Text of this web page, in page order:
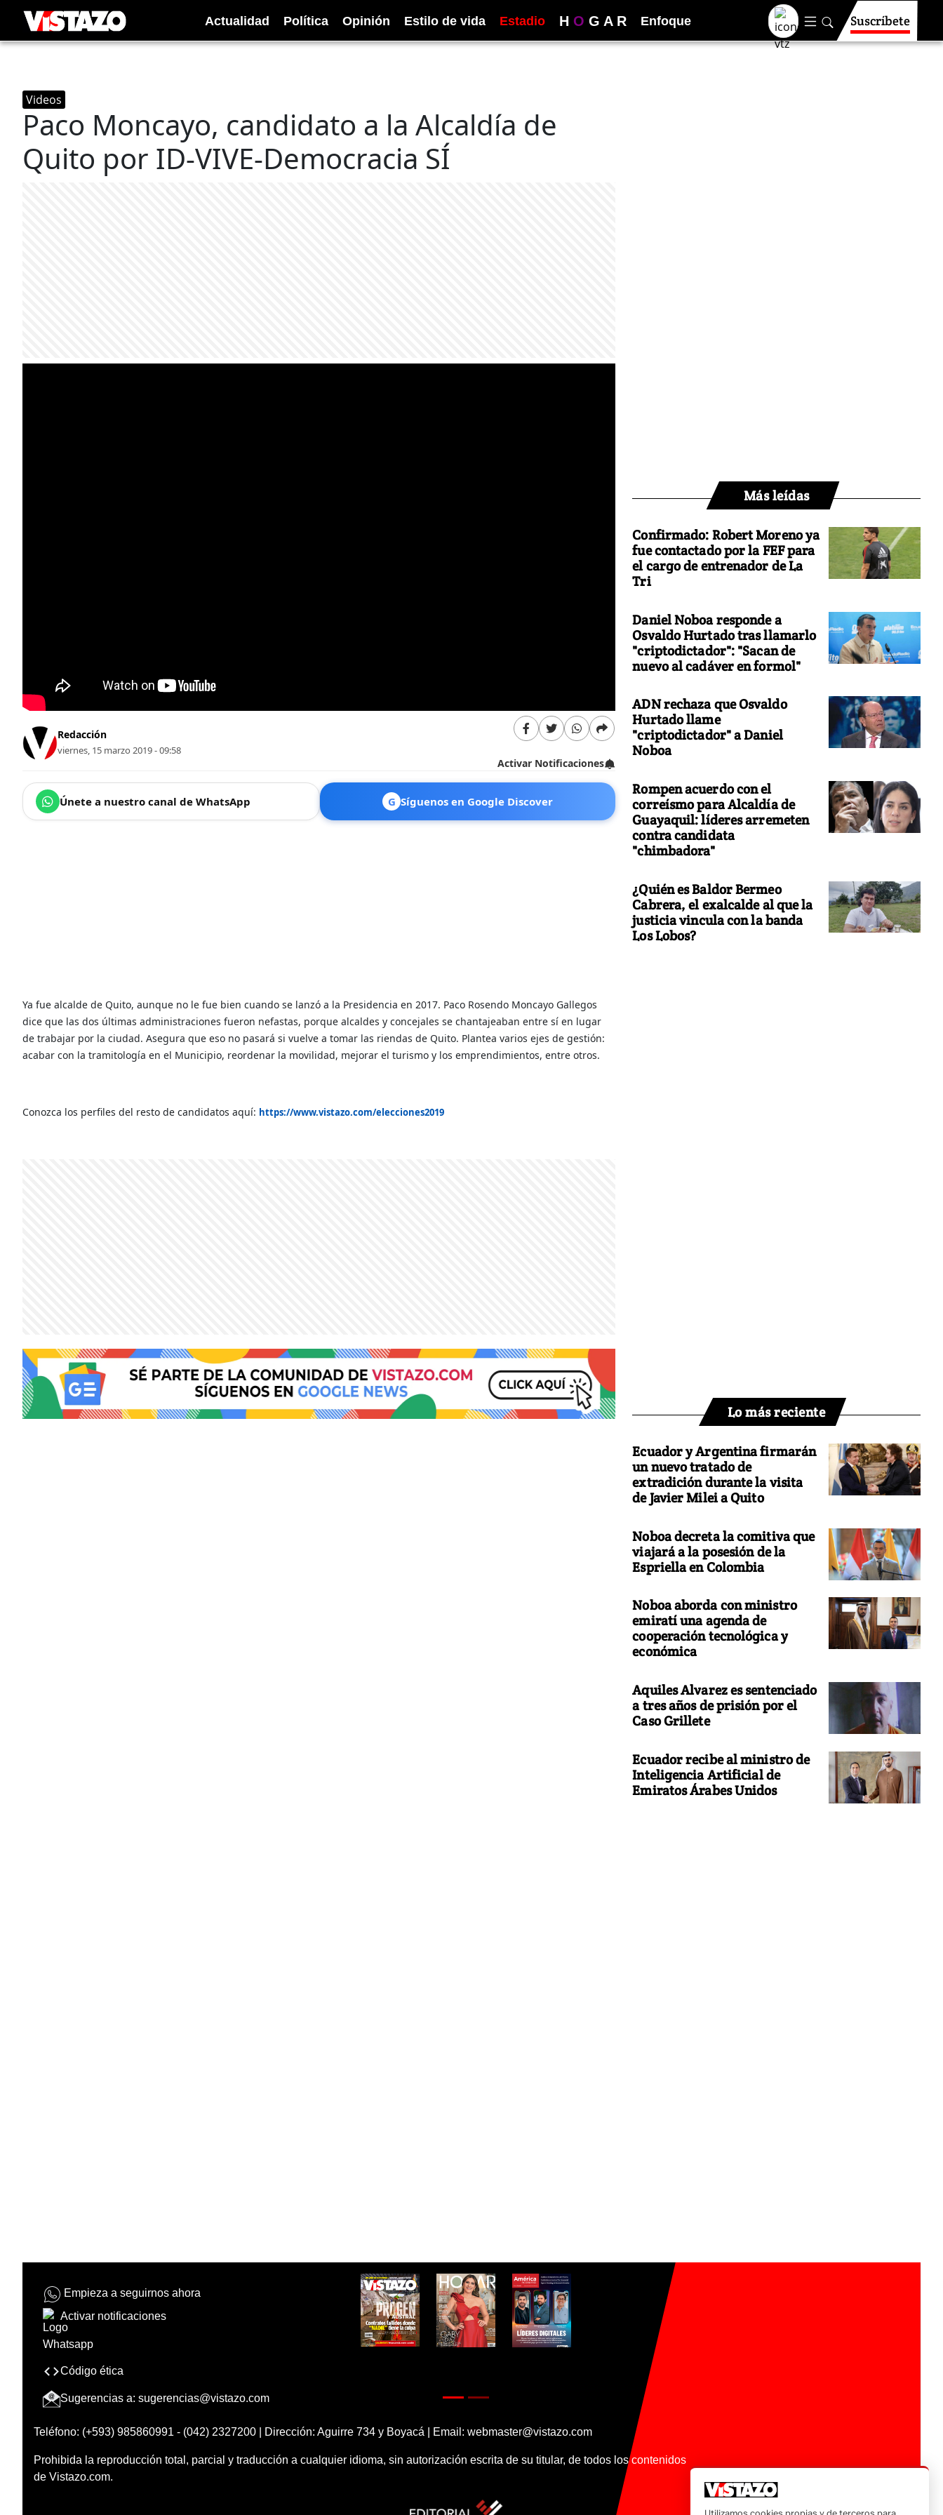
Actualidad Política Opinión Estilo de vida Estadio H O G A R Enfoque Suscríbete
Videos
Paco Moncayo, candidato a la Alcaldía de
Quito por ID-VIVE-Democracia SÍ
Redacción
viernes, 15 marzo 2019 - 09:58
Activar Notificaciones
Únete a nuestro canal de WhatsApp G Síguenos en Google Discover
Ya fue alcalde de Quito, aunque no le fue bien cuando se lanzó a la Presidencia en 2017. Paco Rosendo Moncayo Gallegos
dice que las dos últimas administraciones fueron nefastas, porque alcaldes y concejales se chantajeaban entre sí en lugar
de trabajar por la ciudad. Asegura que eso no pasará si vuelve a tomar las riendas de Quito. Plantea varios ejes de gestión:
acabar con la tramitología en el Municipio, reordenar la movilidad, mejorar el turismo y los emprendimientos, entre otros.
Conozca los perfiles del resto de candidatos aquí: https://www.vistazo.com/elecciones2019
Más leídas
Confirmado: Robert Moreno ya
fue contactado por la FEF para
el cargo de entrenador de La
Tri
Daniel Noboa responde a
Osvaldo Hurtado tras llamarlo
"criptodictador": "Sacan de
nuevo al cadáver en formol"
ADN rechaza que Osvaldo
Hurtado llame
"criptodictador" a Daniel
Noboa
Rompen acuerdo con el
correísmo para Alcaldía de
Guayaquil: líderes arremeten
contra candidata
"chimbadora"
¿Quién es Baldor Bermeo
Cabrera, el exalcalde al que la
justicia vincula con la banda
Los Lobos?
Lo más reciente
Ecuador y Argentina firmarán
un nuevo tratado de
extradición durante la visita
de Javier Milei a Quito
Noboa decreta la comitiva que
viajará a la posesión de la
Espriella en Colombia
Noboa aborda con ministro
emiratí una agenda de
cooperación tecnológica y
económica
Aquiles Alvarez es sentenciado
a tres años de prisión por el
Caso Grillete
Ecuador recibe al ministro de
Inteligencia Artificial de
Emiratos Árabes Unidos
Empieza a seguirnos ahora
Activar notificaciones
Código ética
Sugerencias a: sugerencias@vistazo.com
Teléfono: (+593) 985860991 - (042) 2327200 | Dirección: Aguirre 734 y Boyacá | Email: webmaster@vistazo.com
Prohibida la reproducción total, parcial y traducción a cualquier idioma, sin autorización escrita de su titular, de todos los contenidos
de Vistazo.com.